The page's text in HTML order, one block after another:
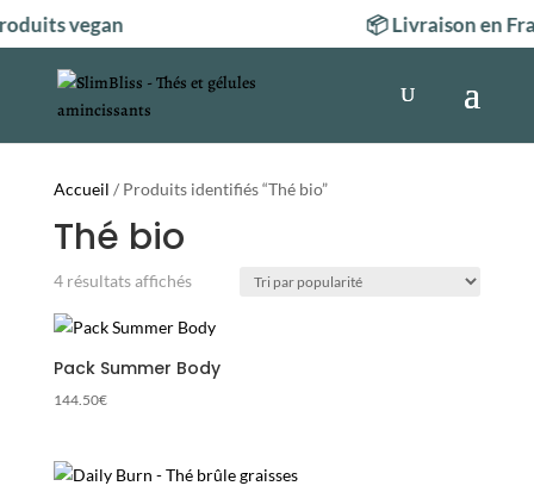
vegan 📦 Livraison en
Accueil / Produits identifiés “Thé bio”
Thé bio
4 résultats affichésTrié
popularité
Pack Summer Body
144.50€